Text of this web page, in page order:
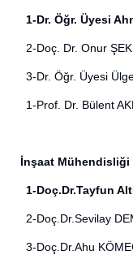
1-Dr. Öğr. Üyesi
2-Doç. Dr. Onur
3-Dr. Öğr. Üyesi
1-Prof. Dr. Bülent
İnşaat Mühendisliği
1-Doç.Dr.Tayfun
2-Doç.Dr.Sevilay
3-Doç.Dr.Ahu